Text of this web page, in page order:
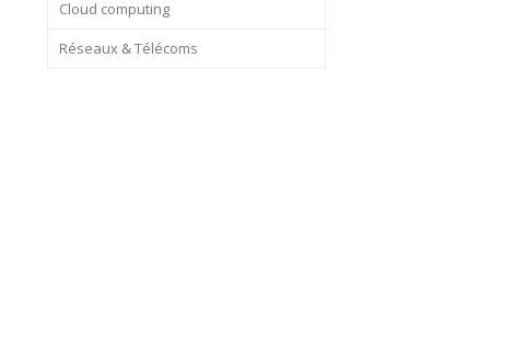
Cloud computing
Réseaux & Télécoms